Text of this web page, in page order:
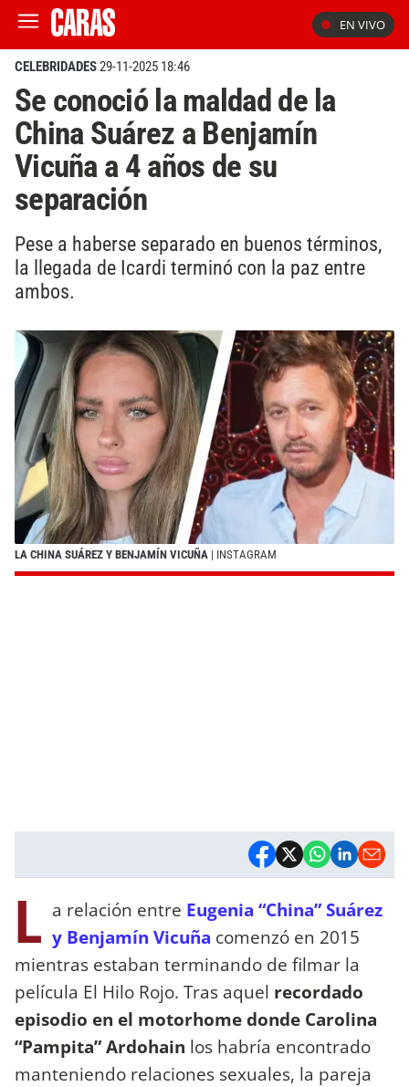
EN VIVO
CELEBRIDADES29-11-2025 18:46
Se conoció la maldad de la
China Suárez a Benjamín
Vicuña a 4 años de su
separación
Pese a haberse separado en buenos términos,
la llegada de Icardi terminó con la paz entre
ambos.
LA CHINA SUÁREZ Y BENJAMÍN VICUÑA | INSTAGRAM
L a relación entre Eugenia “China” Suárez
y Benjamín Vicuña comenzó en 2015
mientras estaban terminando de filmar la
película El Hilo Rojo. Tras aquel recordado
episodio en el motorhome donde Carolina
“Pampita” Ardohain los habría encontrado
manteniendo relaciones sexuales, la pareja